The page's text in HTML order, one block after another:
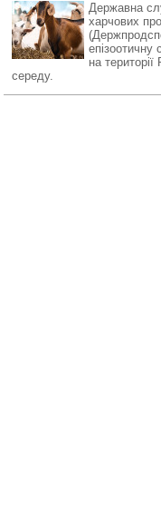
Державна
харчових
на
середу.